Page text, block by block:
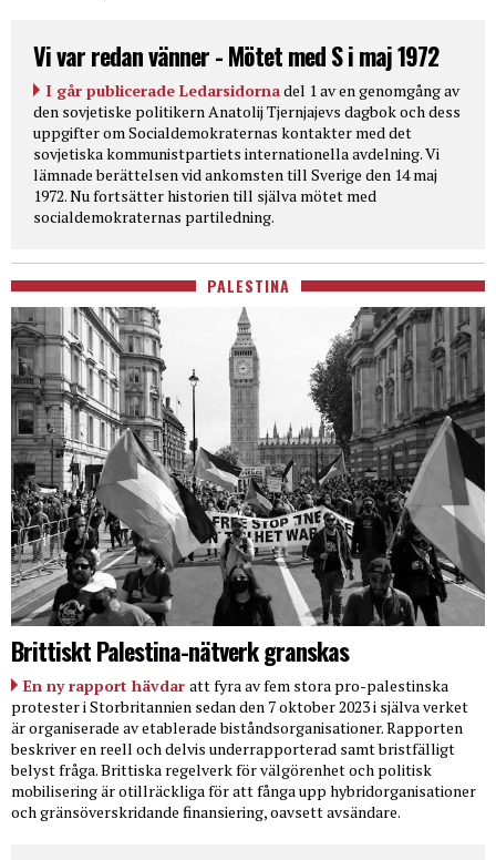
Vi var redan vänner - Mötet med S i maj 1972
I går publicerade Ledarsidornadel 1 av en genomgång av
den sovjetiske politikern Anatolij Tjernjajevs dagbok och dess
uppgifter om Socialdemokraternas kontakter med det
sovjetiska kommunistpartiets internationella avdelning. Vi
lämnade berättelsen vid ankomsten till Sverige den 14 maj
1972. Nu fortsätter historien till själva mötet med
socialdemokraternas partiledning.
PALESTINA
Brittiskt Palestina-nätverk granskas
En ny rapport hävdar att fyra av fem stora pro-palestinska
protester i Storbritannien sedan den 7 oktober 2023 i själva verket
är organiserade av etablerade biståndsorganisationer. Rapporten
beskriver en reell och delvis underrapporterad samt bristfälligt
belyst fråga. Brittiska regelverk för välgörenhet och politisk
mobilisering är otillräckliga för att fånga upp hybridorganisationer
och gränsöverskridande finansiering, oavsett avsändare.